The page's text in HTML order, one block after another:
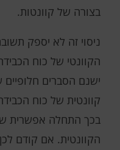
בצורה של קוונטות.
ניסוי זה לא יספק
הקוונטי של כוח
ישנם הסברים
קוונטית של כוח
בכך התחלה אפשרית
הקוונטית. אם קודם